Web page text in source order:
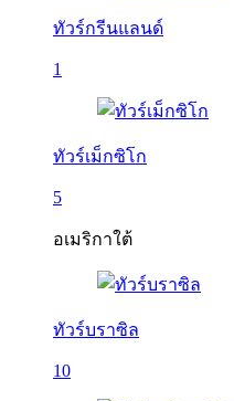
ทัวร์กรีนแลนด์
1
ทัวร์เม็กซิโก
5
อเมริกาใต้
ทัวร์บราซิล
10